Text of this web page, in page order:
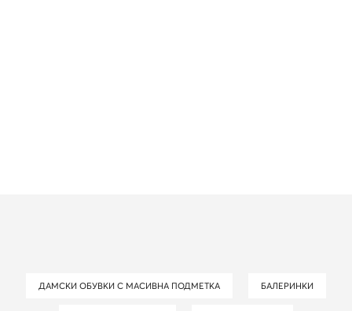
ДАМСКИ ОБУВКИ С МАСИВНА ПОДМЕТКА БАЛЕРИНКИ